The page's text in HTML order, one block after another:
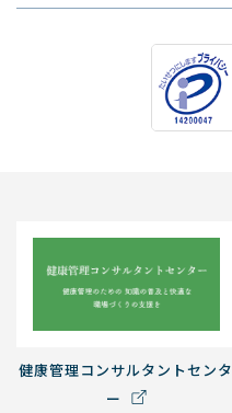
健康管理コンサルタントセンタ
ー